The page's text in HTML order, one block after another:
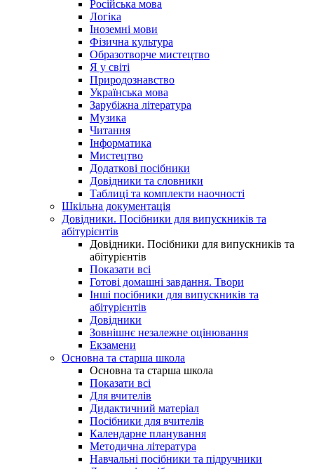
Російська мова
Логіка
Іноземні мови
Фізична культура
Образотворче мистецтво
Я у світі
Природознавство
Українська мова
Зарубіжна література
Музика
Читання
Інформатика
Мистецтво
Додаткові посібники
Довідники та словники
Таблиці та комплекти наочності
Шкільна документація
Довідники. Посібники для випускників та
абітурієнтів
Довідники. Посібники для випускників та
абітурієнтів
Показати всі
Готові домашні завдання. Твори
Інші посібники для випускників та
абітурієнтів
Довідники
Зовнішнє незалежне оцінювання
Екзамени
Основна та старша школа
Основна та старша школа
Показати всі
Для вчителів
Дидактичний матеріал
Посібники для вчителів
Календарне планування
Методична література
Навчальні посібники та підручники